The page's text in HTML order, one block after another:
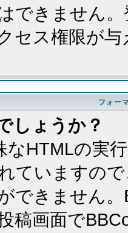
できません
セス権限が
フォー
しょうか？
なHTMLの実
ていますの
できません
稿画面で